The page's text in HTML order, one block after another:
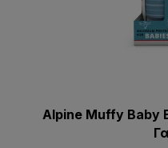
Alpine Muffy Baby